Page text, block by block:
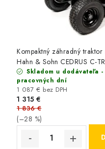
Kompaktný záhradný
Hahn & Sohn CEDRUS C-
Skladom u dodávateľa
pracovných dní
1 087 € bez DPH
1 315 €
1 836 €
(–28 %)